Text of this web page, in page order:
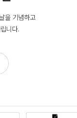
을 기념하고
니다.